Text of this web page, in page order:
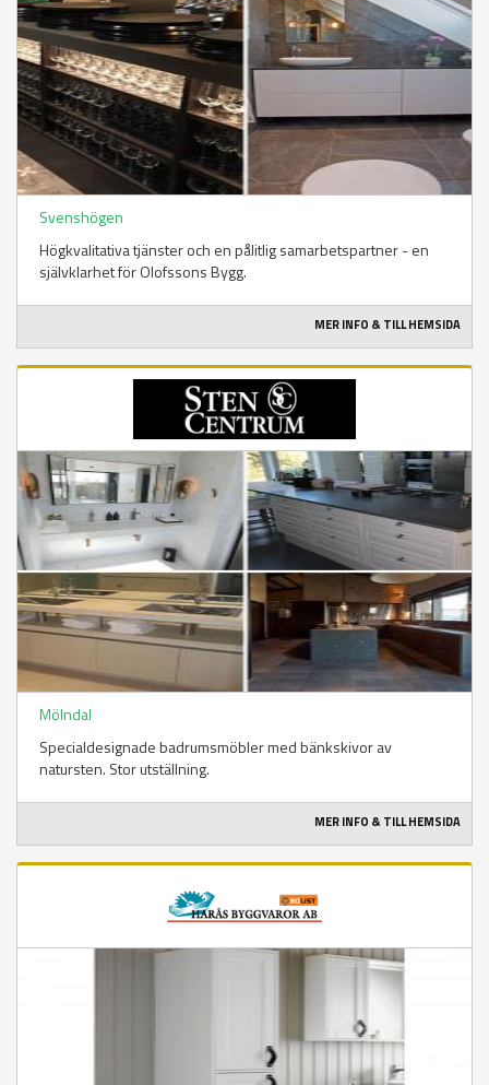
Svenshögen
Högkvalitativa tjänster och en pålitlig samarbetspartner - en
självklarhet för Olofssons Bygg.
MER INFO & TILL HEMSIDA
Mölndal
Specialdesignade badrumsmöbler med bänkskivor av
natursten. Stor utställning.
MER INFO & TILL HEMSIDA